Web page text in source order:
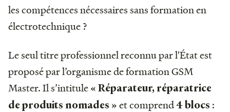
les compétences nécessaires sans formation en
électrotechnique ?
Le seul titre professionnel reconnu par l'État est
proposé par l’organisme de formation GSM
Master. Il s’intitule « Réparateur, réparatrice
de produits nomades » et comprend4 blocs :